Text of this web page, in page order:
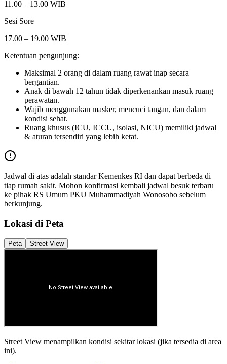
11.00 – 13.00 WIB
Sesi Sore
17.00 – 19.00 WIB
Ketentuan pengunjung:
Maksimal 2 orang di dalam ruang rawat inap secara
bergantian.
Anak di bawah 12 tahun tidak diperkenankan masuk ruang
perawatan.
Wajib menggunakan masker, mencuci tangan, dan dalam
kondisi sehat.
Ruang khusus (ICU, ICCU, isolasi, NICU) memiliki jadwal
& aturan tersendiri yang lebih ketat.
Jadwal di atas adalah standar Kemenkes RI dan dapat berbeda di
tiap rumah sakit. Mohon konfirmasi kembali jadwal besuk terbaru
ke pihak RS Umum PKU Muhammadiyah Wonosobo sebelum
berkunjung.
Lokasi di Peta
Peta Street View
Street View menampilkan kondisi sekitar lokasi (jika tersedia di area
ini).